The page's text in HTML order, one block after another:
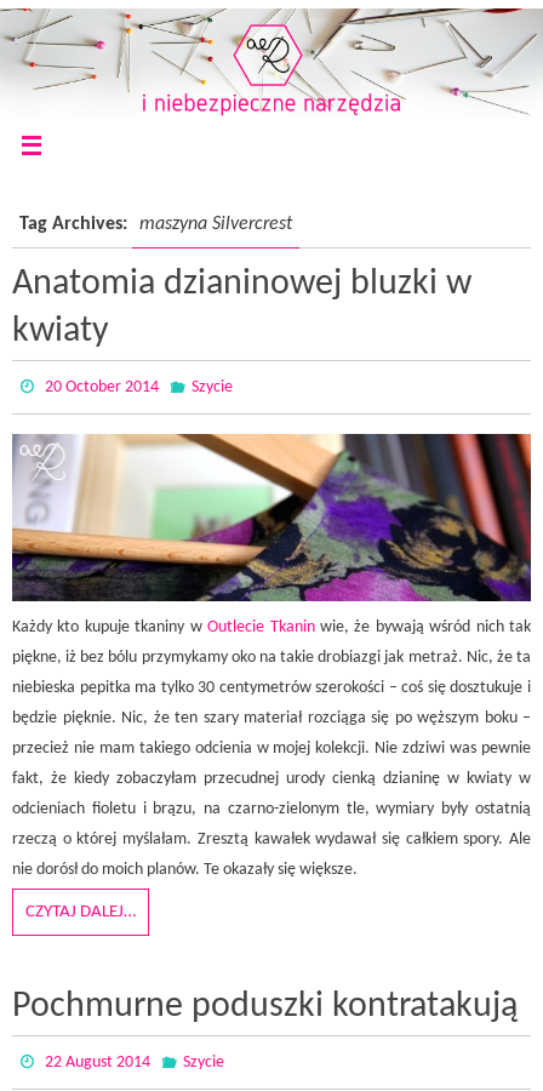
Tag Archives: maszyna Silvercrest
Anatomia dzianinowej bluzki w
kwiaty
20 October 2014 Szycie
Każdy kto kupuje tkaniny wOutlecie Tkaninwie, że bywają wśród nich tak
piękne, iż bez bólu przymykamy oko na takie drobiazgi jak metraż. Nic, że ta
niebieska pepitka ma tylko 30 centymetrów szerokości – coś się dosztukuje i
będzie pięknie. Nic, że ten szary materiał rozciąga się po węższym boku –
przecież nie mam takiego odcienia w mojej kolekcji. Nie zdziwi was pewnie
fakt, że kiedy zobaczyłam przecudnej urody cienką dzianinę w kwiaty w
odcieniach fioletu i brązu, na czarno-zielonym tle, wymiary były ostatnią
rzeczą o której myślałam. Zresztą kawałek wydawał się całkiem spory. Ale
nie dorósł do moich planów. Te okazały się większe.
CZYTAJ DALEJ…
Pochmurne poduszki kontratakują
22 August 2014 Szycie